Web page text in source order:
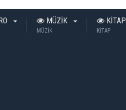
MÜZİK
MÜZİK
KİTAP
KİTAP